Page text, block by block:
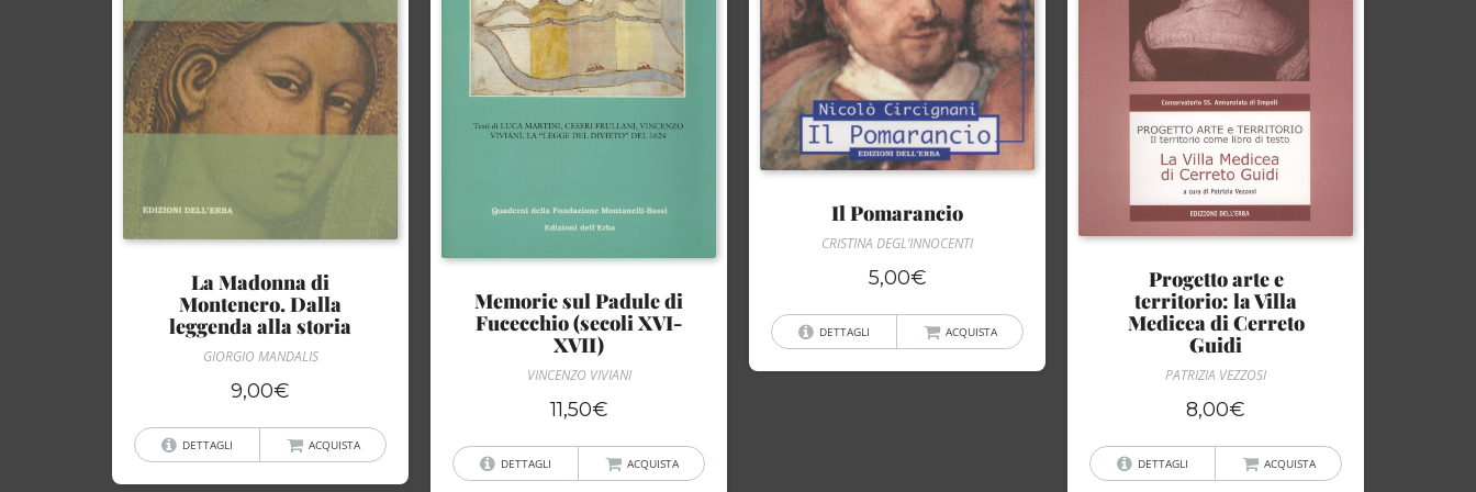
La Madonna di
Montenero. Dalla
leggenda alla storia
GIORGIO MANDALIS
9,00€
DETTAGLI ACQUISTA
Memorie sul Padule di
Fucecchio (secoli XVI-
XVII)
VINCENZO VIVIANI
11,50€
DETTAGLI ACQUISTA
Il Pomarancio
CRISTINA DEGL’INNOCENTI
5,00€
DETTAGLI ACQUISTA
Progetto arte e
territorio: la Villa
Medicea di Cerreto
Guidi
PATRIZIA VEZZOSI
8,00€
DETTAGLI ACQUISTA